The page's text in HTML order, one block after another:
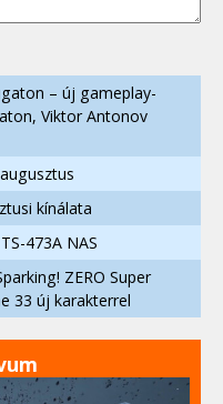
– új gameplay-
Viktor Antonov
kínálata
473A NAS
ZERO Super
33 új karakterrel